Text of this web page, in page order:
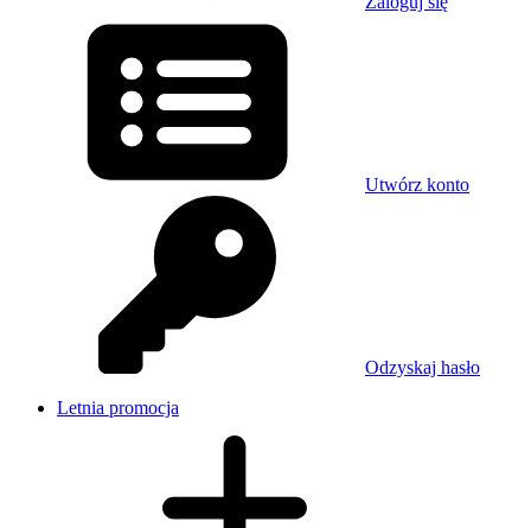
Utwórz konto
Odzyskaj hasło
Letnia promocja